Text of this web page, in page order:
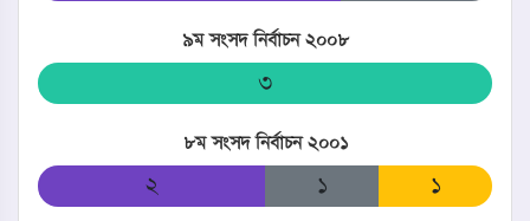
৯ম সংসদ নির্বাচন ২০০৮
৩
৮ম সংসদ নির্বাচন ২০০১
০ ২ ১ ১